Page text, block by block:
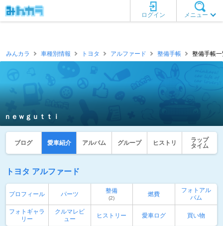
メニュー
ログイン
みんカラ 車種別情報 トヨタ アルファード 整備手帳 整備手帳
ｎｅｗｇｕｔｔｉ
ブログ 愛車紹介 アルバム グループ ヒストリ
ラップ
タイム
トヨタ アルファード
プロフィール パーツ 整備
(2)
燃費
フォトアル
バム
フォトギャラ
リー
クルマレビ
ュー
ヒストリー 愛車ログ 買い物